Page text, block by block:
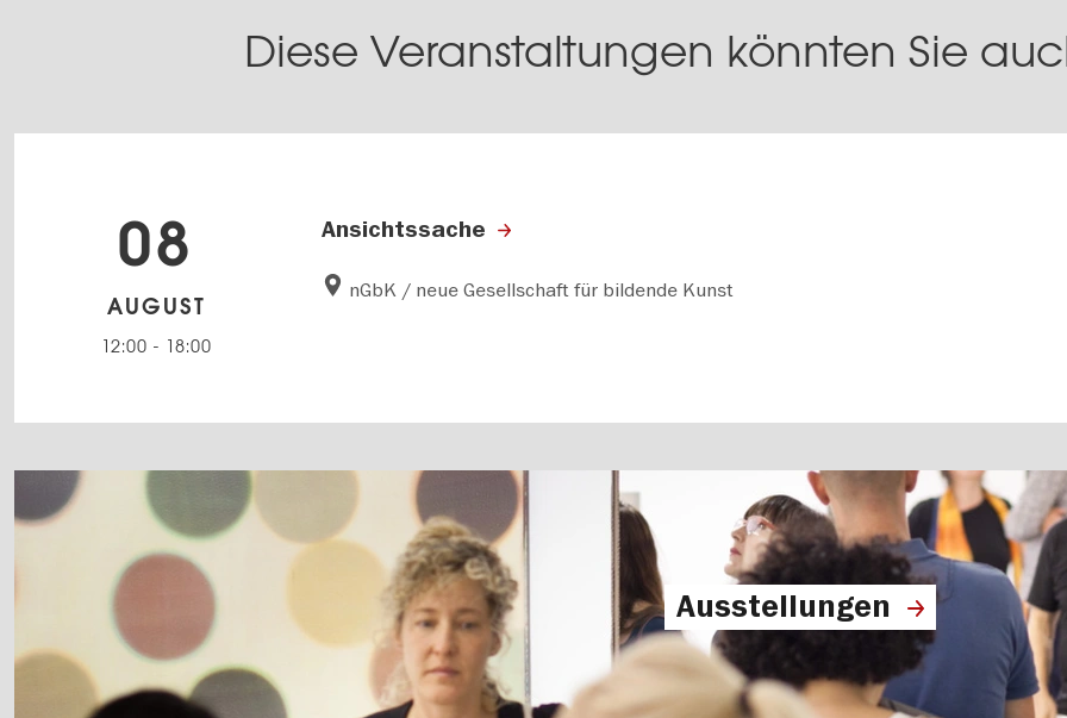
Diese Veranstaltungen könnten Sie
Ansichtssache
nGbK / neue Gesellschaft für bildende Kunst
08
AUGUST
12:00 - 18:00
Ausstellungen